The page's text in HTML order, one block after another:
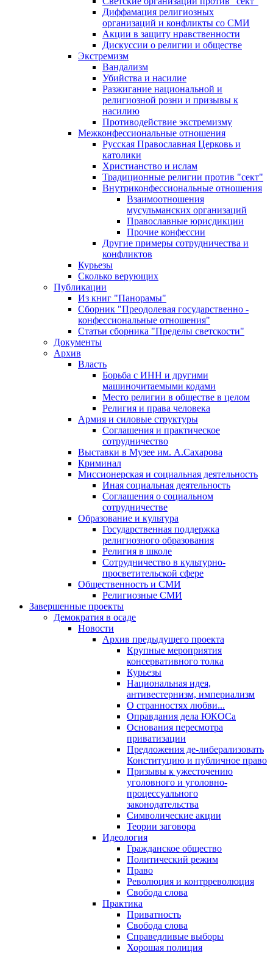
Диффамация религиозных
организаций и конфликты со СМИ
Акции в защиту нравственности
Дискуссии о религии и обществе
Экстремизм
Вандализм
Убийства и насилие
Разжигание национальной и
религиозной розни и призывы к
насилию
Противодействие экстремизму
Межконфессиональные отношения
Русская Православная Церковь и
католики
Христианство и ислам
Традиционные религии против "сект"
Внутриконфессиональные отношения
Взаимоотношения
мусульманских организаций
Православные юрисдикции
Прочие конфессии
Другие примеры сотрудничества и
конфликтов
Курьезы
Сколько верующих
Публикации
Из книг "Панорамы"
Сборник "Преодолевая государственно -
конфессиональные отношения"
Статьи сборника "Пределы светскости"
Документы
Архив
Власть
Борьба с ИНН и другими
машиночитаемыми кодами
Место религии в обществе в целом
Религия и права человека
Армия и силовые структуры
Соглашения и практическое
сотрудничество
Выставки в Музее им. А.Сахарова
Криминал
Миссионерская и социальная деятельность
Иная социальная деятельность
Соглашения о социальном
сотрудничестве
Образование и культура
Государственная поддержка
религиозного образования
Религия в школе
Сотрудничество в культурно-
просветительской сфере
Общественность и СМИ
Религиозные СМИ
Завершенные проекты
Демократия в осаде
Новости
Архив предыдущего проекта
Крупные мероприятия
консервативного толка
Курьезы
Национальная идея,
антивестернизм, империализм
О странностях любви...
Оправдания дела ЮКОСа
Основания пересмотра
приватизации
Предложения де-либерализовать
Конституцию и публичное право
Призывы к ужесточению
уголовного и уголовно-
процессуального
законодательства
Символические акции
Теории заговора
Идеология
Гражданское общество
Политический режим
Право
Революция и контрреволюция
Свобода слова
Практика
Приватность
Свобода слова
Справедливые выборы
Хорошая полиция